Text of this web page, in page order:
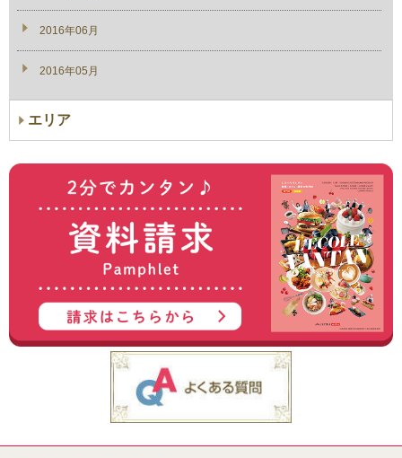
2016年06月
2016年05月
エリア